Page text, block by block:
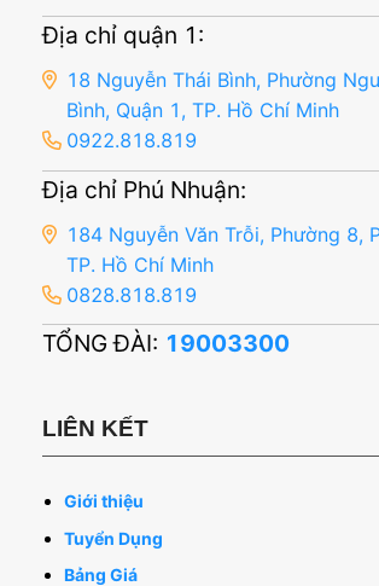
Địa chỉ quận 1:
18 Nguyễn Thái Bình, Phường
Bình, Quận 1, TP. Hồ Chí Minh
0922.818.819
Địa chỉ Phú Nhuận:
184 Nguyễn Văn Trỗi, Phường 8,
TP. Hồ Chí Minh
0828.818.819
TỔNG ĐÀI: 19003300
LIÊN KẾT
Giới thiệu
Tuyển Dụng
Bảng Giá